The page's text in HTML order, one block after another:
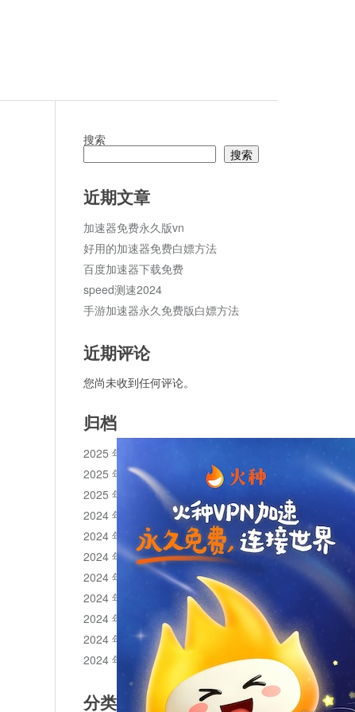
搜索
搜索
近期文章
加速器免费永久版vn
好用的加速器免费白嫖方法
百度加速器下载免费
speed测速2024
手游加速器永久免费版白嫖方法
近期评论
您尚未收到任何评论。
归档
2025 年 11 月
2025 年 10 月
2025 年 1 月
2024 年 12 月
2024 年 11 月
2024 年 10 月
2024 年 9 月
2024 年 8 月
2024 年 7 月
2024 年 6 月
2024 年 5 月
分类目录